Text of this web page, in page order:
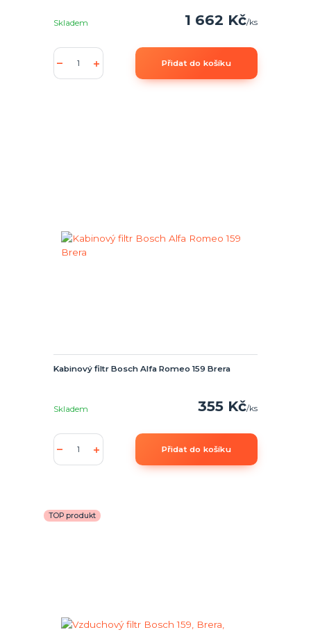
1 662 Kč/ks
Skladem
Přidat do košíku
Kabinový filtr Bosch Alfa Romeo 159 Brera
355 Kč/ks
Skladem
Přidat do košíku
TOP produkt